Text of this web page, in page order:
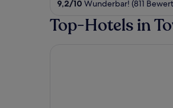
of
5
9,2/10 Wunderbar! (811
Top-Hotels in